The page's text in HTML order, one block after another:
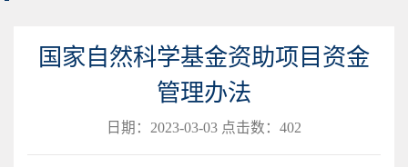
国家自然科学基金资助项目资金
管理办法
日期：2023-03-03 点击数： 402